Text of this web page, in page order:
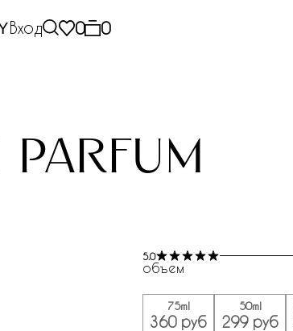
Вход 0 0
5.0
объем
75ml
360 руб
50ml
299 руб